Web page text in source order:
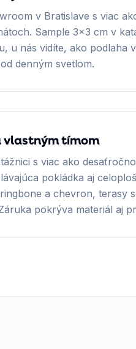
v Bratislave s viac
Sample 3×3 cm v
u nás vidíte, ako podlaha
denným svetlom.
vlastným tímom
s viac ako
pokládka aj
a chevron, terasy
pokrýva materiál aj